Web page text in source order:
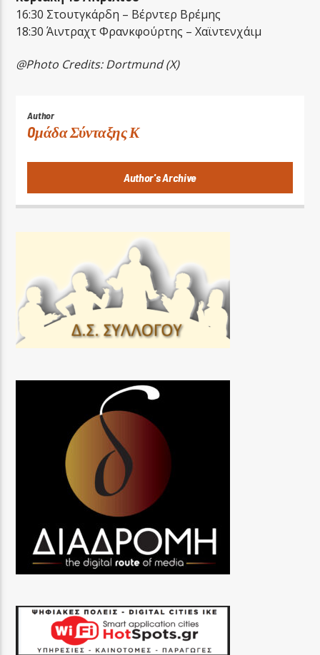
16:30 Στουτγκάρδη – Βέρντερ Βρέμης
18:30 Άιντραχτ Φρανκφούρτης – Χαϊντενχάιμ
@Photo Credits: Dortmund (X)
Author
Oμάδα Σύνταξης Κ
Author's Archive